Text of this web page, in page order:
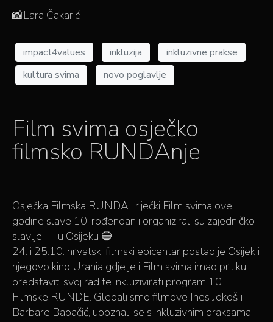
📸Lara Čakarić
impact4values inkluzija
inkluzivne prakse
kultura svima
novo poglavlje
Film svima osječko
filmsko RUNDAnje
Osječka Filmska RUNDA i riječki Film svima ove
godine slave 10. rođendan i organizirali su zajedničko
slavlje — u Osijeku 🔵
24. i 25.10. hrvatski filmski epicentar postao je Osijek i
njegovo kino Urania gdje je i Film svima imao priliku
predstaviti svoj rad te inkluzivirati program 10.
Filmske RUNDE. Gledali smo filmove Ines Jokoš i
Barbare Babačić, upoznali se s inkluzivnim praksama